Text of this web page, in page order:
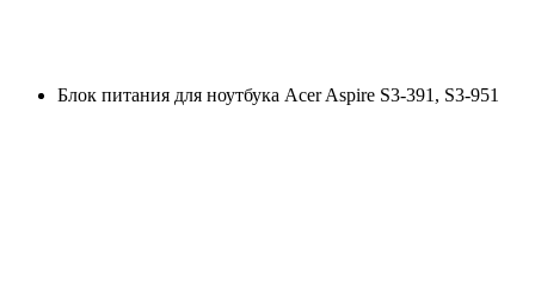
Блок питания для ноутбука Acer Aspire S3-391, S3-951